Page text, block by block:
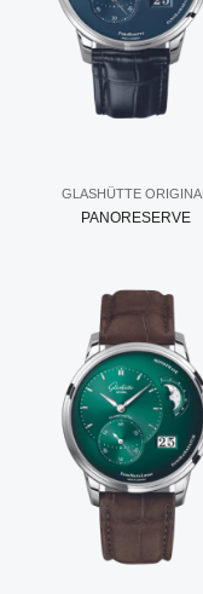
GLASHÜTTE ORIGINAL
PANORESERVE